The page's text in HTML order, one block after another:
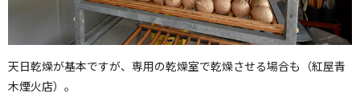
天日乾燥が基本ですが、専用の乾燥室で乾燥させる場合も（紅屋青
木煙火店）。